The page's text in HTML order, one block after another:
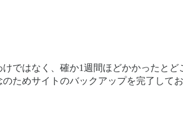
ではなく、確か1週間ほどかかったとど
ためサイトのバックアップを完了してお